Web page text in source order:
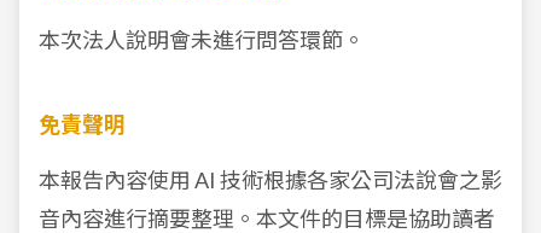
本次法人說明會未進行問答環節。
免責聲明
本報告內容使用 AI 技術根據各家公司法說會之影
音內容進行摘要整理。本文件的目標是協助讀者